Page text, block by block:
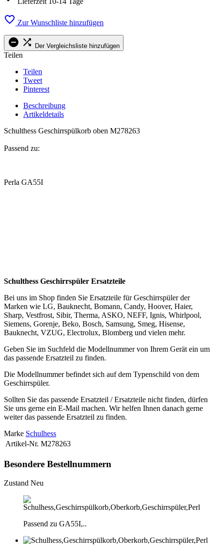
 Zur Wunschliste hinzufügen
  Der Vergleichsliste hinzufügen
Teilen
Teilen
Tweet
Pinterest
Beschreibung
Artikeldetails
Schulthess Geschirrspülkorb oben M278263
Passend zu:
Perla GA55I
Schulthess Geschirrspüler Ersatzteile
Bei uns im Shop finden Sie Ersatzteile für Geschirrspüler der
Marken wie LG, Bauknecht, Bomann, Candy, Hoover, Haier,
Sharp, Vestfrost, Sibir, Therma, ASKO, NEFF, Ignis, Whirlpool,
Siemens, Gorenje, Beko, Bosch, Samsung, Smeg, Hisense,
Bauknecht, VZUG, Electrolux, Blomberg und vielen mehr.
Geben Sie im Suchfeld die Modellnummer von Ihrem Gerät ein um
das passende Ersatzteil zu finden.
Die Modellnummer befindet sich auf dem Typenschild von dem
Geschirrspüler.
Sollten Sie das passende Ersatzteil / Ersatzteile nicht finden, dürfen
Sie uns gerne ein E-Mail machen. Wir helfen Ihnen danach gerne
weiter das passende Ersatzteil zu finden.
Marke Schulhess
Artikel-Nr. M278263
Besondere Bestellnummern
Zustand Neu
Passend zu GA55I,..